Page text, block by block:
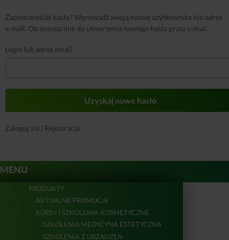
Zapomiałeś/aś hasła? Wprowadź swoją nazwę użytkownika lub adres
e-mail. Otrzymasz link do utworzenia nowego hasła przez e-mail.
Login lub adres email
Zaloguj się Rejestracja
MENU
PRODUKTY
AKTUALNE PROMOCJE
KURSY I SZKOLENIA KOSMETYCZNE
SZKOLENIA MEDYCYNA ESTETYCZNA
SZKOLENIA Z URZĄDZEŃ